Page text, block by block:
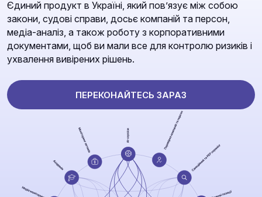
Єдиний продукт в Україні, який повʼязує між собою
закони, судові справи, досьє компаній та персон,
медіа-аналіз, а також роботу з корпоративними
документами, щоб ви мали все для контролю ризиків і
ухвалення вивірених рішень.
ПЕРЕКОНАЙТЕСЬ ЗАРАЗ